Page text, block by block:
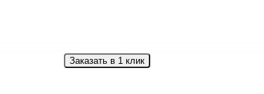
Заказать в 1 клик